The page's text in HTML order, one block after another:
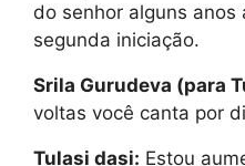
do senhor alguns anos
segunda iniciação.
Srila Gurudeva (para
voltas você canta por
Tulasi dasi: Estou